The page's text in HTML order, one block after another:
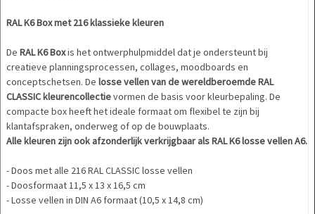
RAL K6 Box met 216 klassieke kleuren
De RAL K6 Boxis het ontwerphulpmiddel dat je ondersteunt bij
creatieve planningsprocessen, collages, moodboards en
conceptschetsen. De losse vellen van de wereldberoemde RAL
CLASSIC kleurencollectievormen de basis voor kleurbepaling. De
compacte box heeft het ideale formaat om flexibel te zijn bij
klantafspraken, onderweg of op de bouwplaats.
Alle kleuren zijn ook afzonderlijk verkrijgbaar als RAL K6 losse vellen A6.
- Doos met alle 216 RAL CLASSIC losse vellen
- Doosformaat 11,5 x 13 x 16,5 cm
- Losse vellen in DIN A6 formaat (10,5 x 14,8 cm)